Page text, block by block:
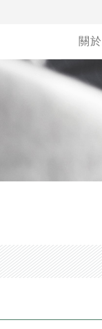
關